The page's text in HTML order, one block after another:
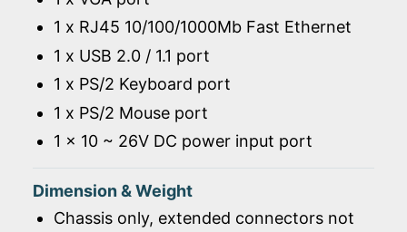
1 x RJ45 10/100/1000Mb Fast Ethernet
1 x USB 2.0 / 1.1 port
1 x PS/2 Keyboard port
1 x PS/2 Mouse port
1 x 10 ~ 26V DC power input port
Dimension & Weight
Chassis only, extended connectors not